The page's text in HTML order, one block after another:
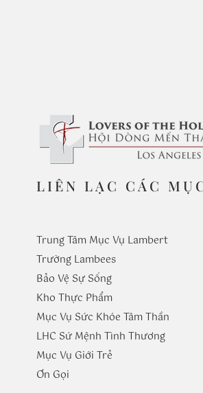
LIÊN LẠC CÁC
Trung Tâm Mục Vụ Lambert
Trường Lambees
Bảo Vệ Sự Sống
Kho Thực Phẩm
Mục Vụ Sức Khóe Tâm Thần
LHC Sứ Mệnh Tình Thương
Mục Vụ Giới Trẻ
​Ơn Gọi